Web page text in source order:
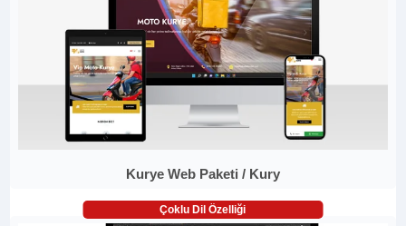
Kurye Web Paketi / Kury
Çoklu Dil Özelliği